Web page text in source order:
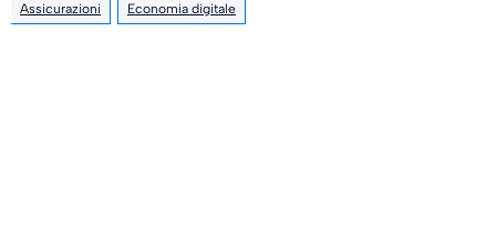
Assicurazioni Economia digitale